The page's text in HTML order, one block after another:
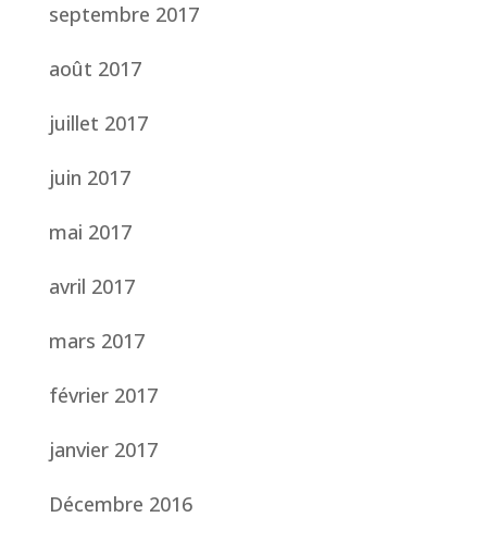
septembre 2017
août 2017
juillet 2017
juin 2017
mai 2017
avril 2017
mars 2017
février 2017
janvier 2017
Décembre 2016